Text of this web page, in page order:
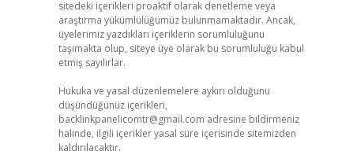
sitedeki içerikleri proaktif olarak denetleme veya
araştırma yükümlülüğümüz bulunmamaktadır. Ancak,
üyelerimiz yazdıkları içeriklerin sorumluluğunu
taşımakta olup, siteye üye olarak bu sorumluluğu kabul
etmiş sayılırlar.
Hukuka ve yasal düzenlemelere aykırı olduğunu
düşündüğünüz içerikleri,
backlinkpanelicomtr@gmail.com adresine bildirmeniz
halinde, ilgili içerikler yasal süre içerisinde sitemizden
kaldırılacaktır.